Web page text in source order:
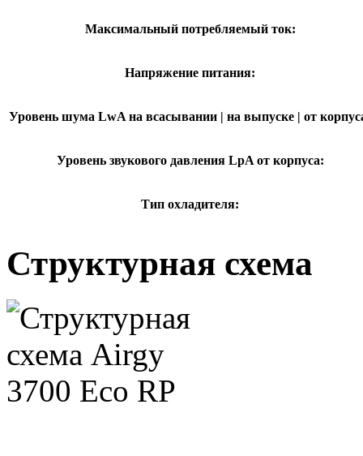
Максимальный потребляемый ток:
Напряжение питания:
Уровень шума LwA на всасывании | на выпуске | от
Уровень звукового давления LpA от корпуса:
Тип охладителя:
Структурная схема